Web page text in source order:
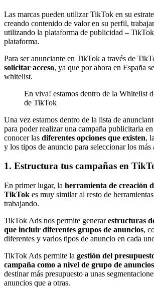
Las marcas pueden utilizar TikTok en su
creando contenido de valor en su perfil,
utilizando la plataforma de publicidad –
plataforma.
Para ser anunciante en TikTok a través de
solicitar acceso, ya que por ahora en España
whitelist.
En viva! estamos dentro de la Whitelist
de TikTok
Una vez estamos dentro de la lista de
para poder realizar una campaña publicitaria
conocer las diferentes opciones que existen,
y los tipos de anuncio para seleccionar los más
1. Estructura tus campañas en
En primer lugar, la herramienta de creación
TikTok es muy similar al resto de
trabajando.
TikTok Ads nos permite generarestructuras
que incluir diferentes grupos de anuncios,
diferentes y varios tipos de anuncio en cada
TikTok Ads permite la gestión del
campaña como a nivel de grupo de anuncios
destinar más presupuesto a unas
anuncios que a otras.